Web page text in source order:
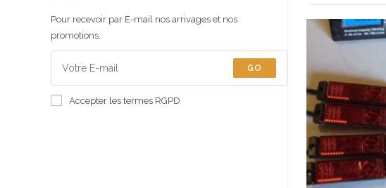
Pour recevoir par E-mail nos arrivages et nos
promotions.
GO
Accepter les termes RGPD